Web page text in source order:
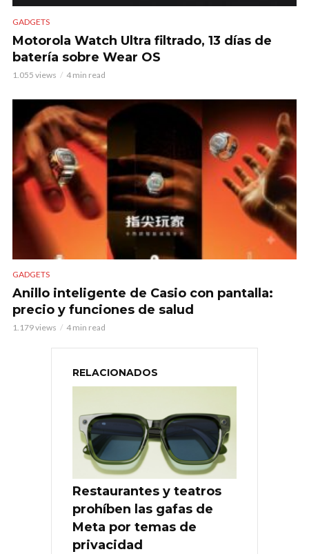
GADGETS
Motorola Watch Ultra filtrado, 13 días de
batería sobre Wear OS
1.055 views 4 min read
GADGETS
Anillo inteligente de Casio con pantalla:
precio y funciones de salud
1.179 views 4 min read
RELACIONADOS
Restaurantes y teatros
prohíben las gafas de
Meta por temas de
privacidad